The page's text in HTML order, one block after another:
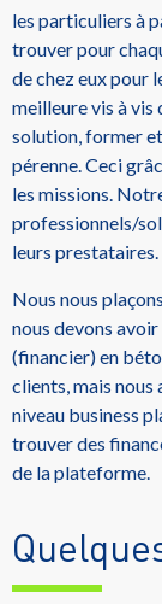
les particuliers à
trouver pour
de chez eux pour
meilleure vis à vis
solution, former
pérenne. Ceci
les missions.
professionnels/
leurs prestataires.
Nous nous
nous devons
(financier) en
clients, mais
niveau business
trouver des
de la plateforme.